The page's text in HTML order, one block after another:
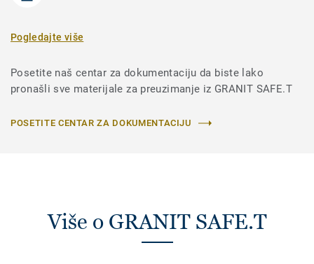
Pogledajte više
Posetite naš centar za dokumentaciju da biste lako
pronašli sve materijale za preuzimanje iz GRANIT SAFE.T
POSETITE CENTAR ZA DOKUMENTACIJU
Više o GRANIT SAFE.T